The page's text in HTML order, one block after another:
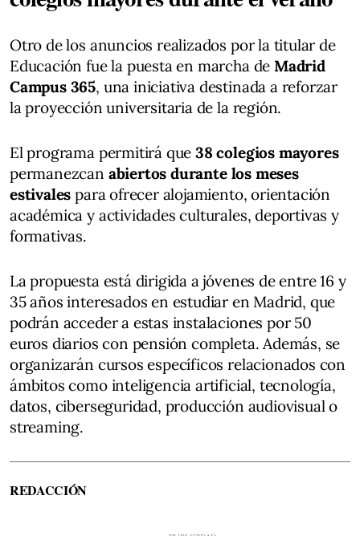
Otro de los anuncios realizados por la titular de
Educación fue la puesta en marcha de Madrid
Campus 365, una iniciativa destinada a reforzar
la proyección universitaria de la región.
El programa permitirá que38 colegios mayores
permanezcan abiertos durante los meses
estivales para ofrecer alojamiento, orientación
académica y actividades culturales, deportivas y
formativas.
La propuesta está dirigida a jóvenes de entre 16 y
35 años interesados en estudiar en Madrid, que
podrán acceder a estas instalaciones por 50
euros diarios con pensión completa. Además, se
organizarán cursos específicos relacionados con
ámbitos como inteligencia artificial, tecnología,
datos, ciberseguridad, producción audiovisual o
streaming.
REDACCIÓN